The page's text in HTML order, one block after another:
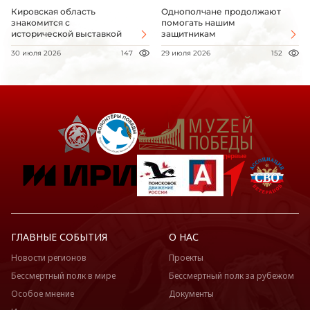
Кировская область
знакомится с
исторической выставкой
30 июля 2026 147
Однополчане продолжают
помогать нашим
защитникам
29 июля 2026 152
ГЛАВНЫЕ СОБЫТИЯ
Новости регионов
Бессмертный полк в мире
Особое мнение
О НАС
Проекты
Бессмертный полк за рубежом
Документы